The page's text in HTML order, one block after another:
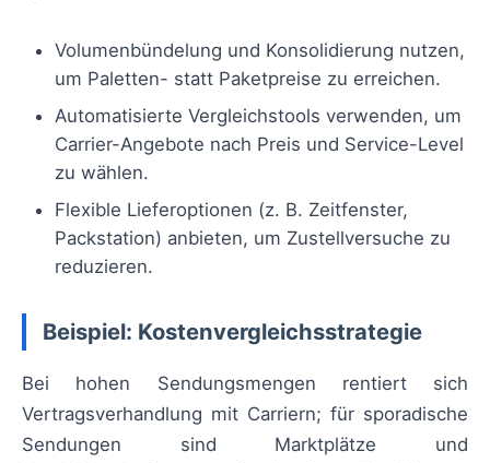
Volumenbündelung und Konsolidierung nutzen,
um Paletten- statt Paketpreise zu erreichen.
Automatisierte Vergleichstools verwenden, um
Carrier-Angebote nach Preis und Service-Level
zu wählen.
Flexible Lieferoptionen (z. B. Zeitfenster,
Packstation) anbieten, um Zustellversuche zu
reduzieren.
Beispiel: Kostenvergleichsstrategie
Bei hohen Sendungsmengen rentiert sich
Vertragsverhandlung mit Carriern; für sporadische
Sendungen sind Marktplätze und